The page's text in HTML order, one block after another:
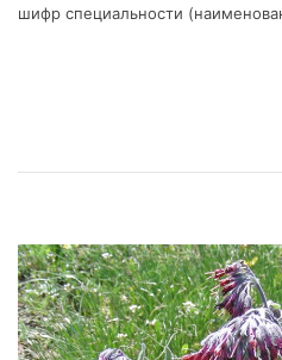
шифр специальности